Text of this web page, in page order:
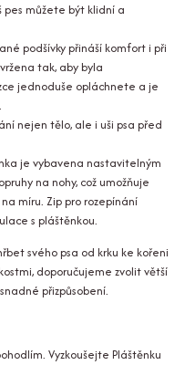
pes můžete být klidní a
podšívky přináší komfort i při
tak, aby byla
jednoduše opláchnete a je
nejen tělo, ale i uši psa před
je vybavena nastavitelným
na nohy, což umožňuje
míru. Zip pro rozepínání
s pláštěnkou.
svého psa od krku ke kořeni
doporučujeme zvolit větší
přizpůsobení.
Vyzkoušejte Pláštěnku